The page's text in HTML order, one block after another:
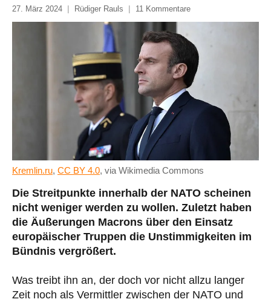
27. März 2024 Rüdiger Rauls 11 Kommentare
Kremlin.ru, CC BY 4.0, via Wikimedia Commons
Die Streitpunkte innerhalb der NATO scheinen
nicht weniger werden zu wollen. Zuletzt haben
die Äußerungen Macrons über den Einsatz
europäischer Truppen die Unstimmigkeiten im
Bündnis vergrößert.
Was treibt ihn an, der doch vor nicht allzu langer
Zeit noch als Vermittler zwischen der NATO und